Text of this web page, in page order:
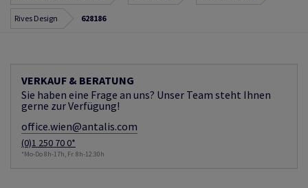
Rives Design 628186
VERKAUF & BERATUNG
Sie haben eine Frage an uns? Unser Team steht Ihnen
gerne zur Verfügung!
office.wien@antalis.com
(0)1 250 70 0*
*Mo-Do 8h-17h, Fr. 8h-12:30h